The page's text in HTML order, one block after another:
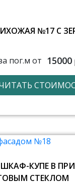
№17 С
пог.м от 15000
КУПЕ В
СТЕКЛОМ